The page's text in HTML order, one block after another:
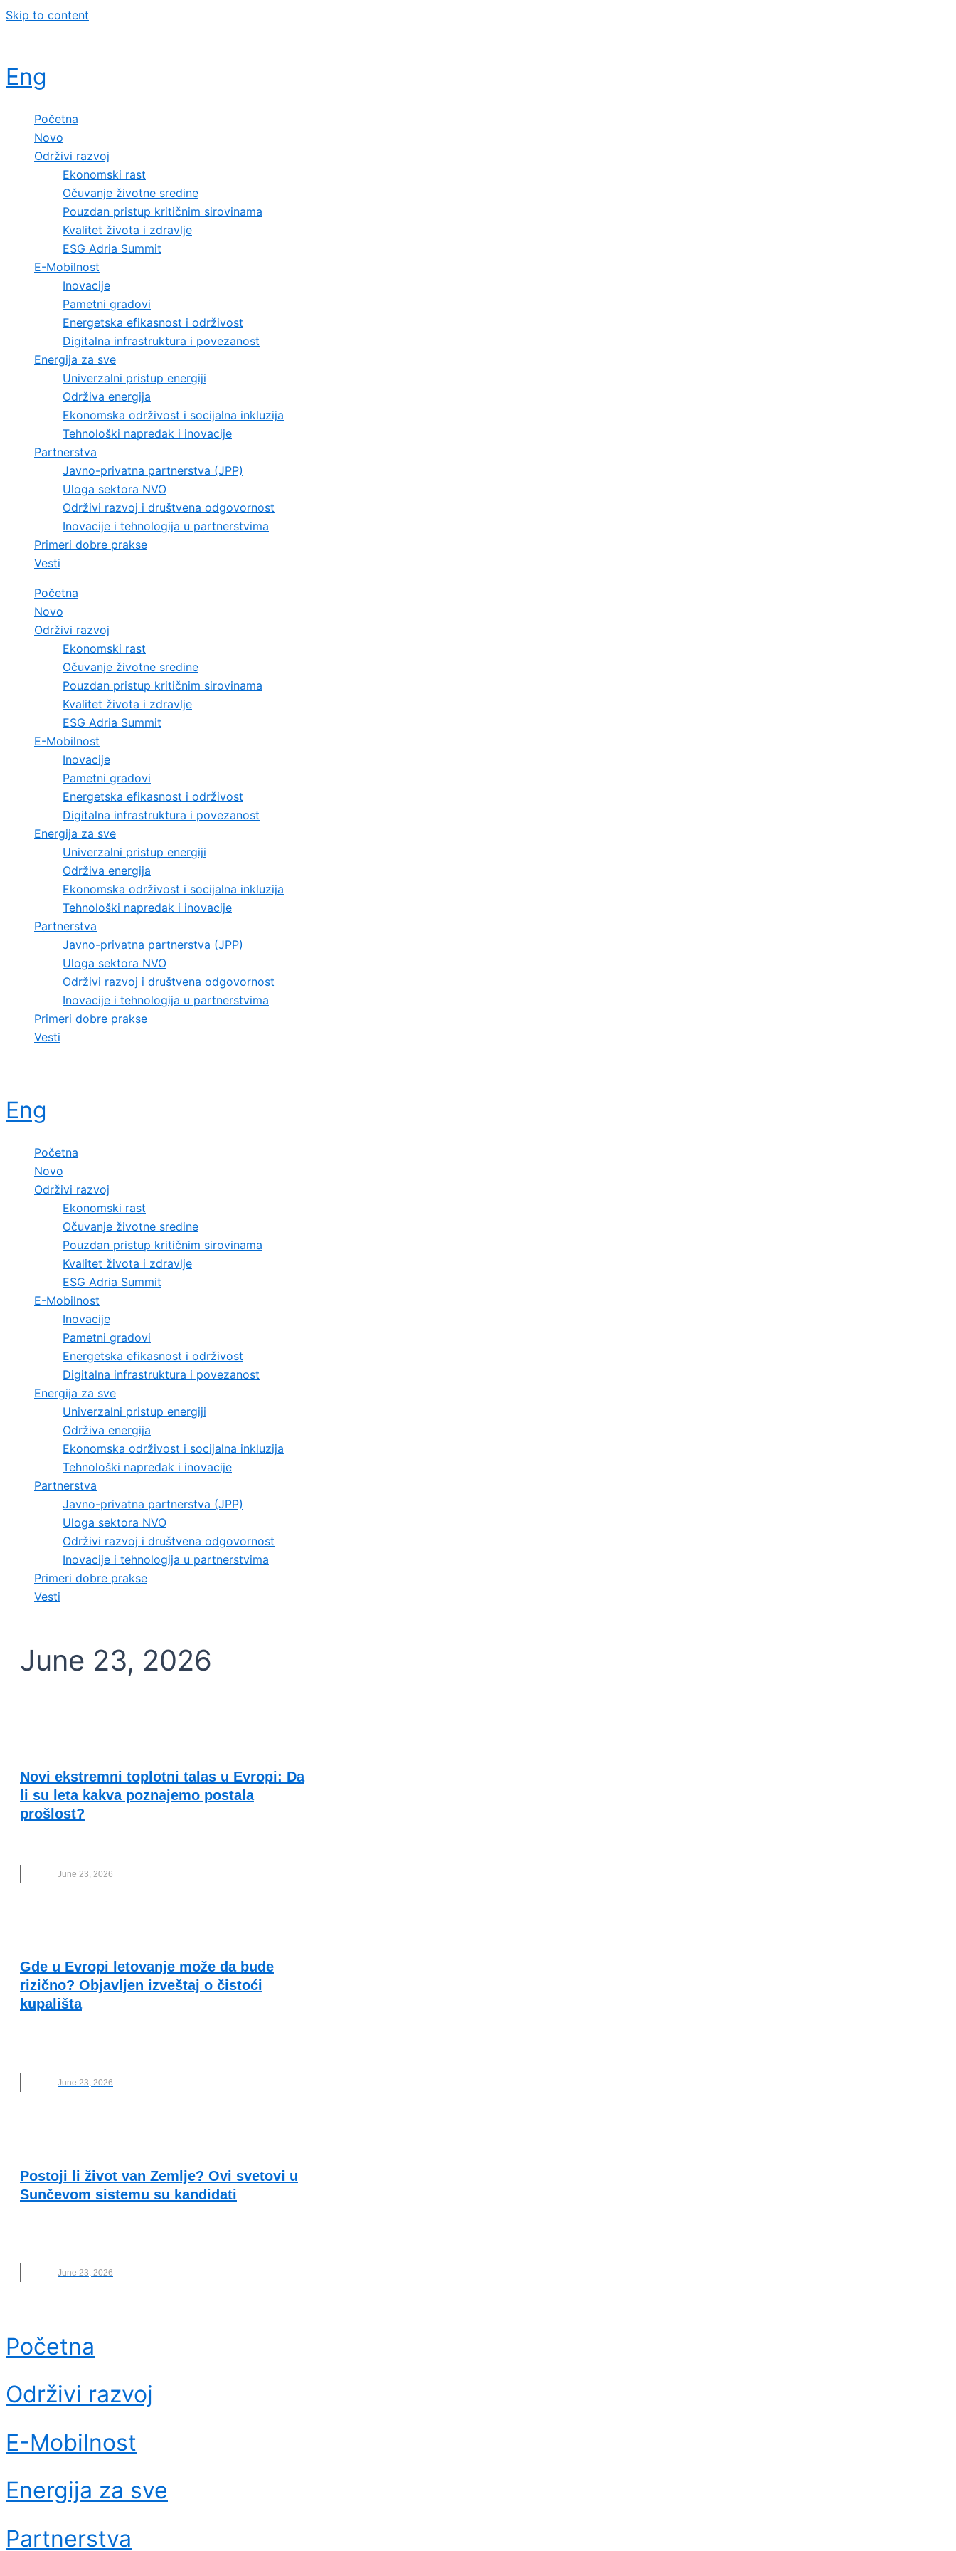
Skip to content
Eng
Početna
Novo
Održivi razvoj
Ekonomski rast
Očuvanje životne sredine
Pouzdan pristup kritičnim sirovinama
Kvalitet života i zdravlje
ESG Adria Summit
E-Mobilnost
Inovacije
Pametni gradovi
Energetska efikasnost i održivost
Digitalna infrastruktura i povezanost
Energija za sve
Univerzalni pristup energiji
Održiva energija
Ekonomska održivost i socijalna inkluzija
Tehnološki napredak i inovacije
Partnerstva
Javno-privatna partnerstva (JPP)
Uloga sektora NVO
Održivi razvoj i društvena odgovornost
Inovacije i tehnologija u partnerstvima
Primeri dobre prakse
Vesti
Početna
Novo
Održivi razvoj
Ekonomski rast
Očuvanje životne sredine
Pouzdan pristup kritičnim sirovinama
Kvalitet života i zdravlje
ESG Adria Summit
E-Mobilnost
Inovacije
Pametni gradovi
Energetska efikasnost i održivost
Digitalna infrastruktura i povezanost
Energija za sve
Univerzalni pristup energiji
Održiva energija
Ekonomska održivost i socijalna inkluzija
Tehnološki napredak i inovacije
Partnerstva
Javno-privatna partnerstva (JPP)
Uloga sektora NVO
Održivi razvoj i društvena odgovornost
Inovacije i tehnologija u partnerstvima
Primeri dobre prakse
Vesti
Eng
Početna
Novo
Održivi razvoj
Ekonomski rast
Očuvanje životne sredine
Pouzdan pristup kritičnim sirovinama
Kvalitet života i zdravlje
ESG Adria Summit
E-Mobilnost
Inovacije
Pametni gradovi
Energetska efikasnost i održivost
Digitalna infrastruktura i povezanost
Energija za sve
Univerzalni pristup energiji
Održiva energija
Ekonomska održivost i socijalna inkluzija
Tehnološki napredak i inovacije
Partnerstva
Javno-privatna partnerstva (JPP)
Uloga sektora NVO
Održivi razvoj i društvena odgovornost
Inovacije i tehnologija u partnerstvima
Primeri dobre prakse
Vesti
June 23, 2026
Novi ekstremni toplotni talas u Evropi: Da
li su leta kakva poznajemo postala
prošlost?
June 23, 2026
Gde u Evropi letovanje može da bude
rizično? Objavljen izveštaj o čistoći
kupališta
June 23, 2026
Postoji li život van Zemlje? Ovi svetovi u
Sunčevom sistemu su kandidati
June 23, 2026
Početna
Održivi razvoj
E-Mobilnost
Energija za sve
Partnerstva